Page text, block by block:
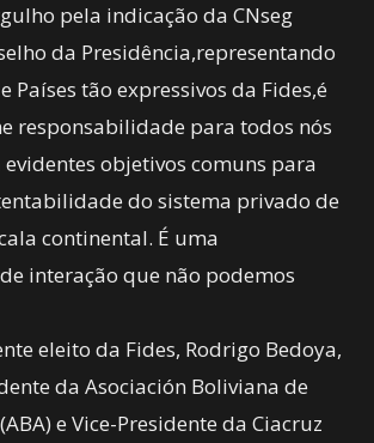
pela indicação da CNseg
da Presidência,representando
Países tão expressivos da Fides,é
responsabilidade para todos nós
objetivos comuns para
do sistema privado de
continental. É uma
interação que não podemos
eleito da Fides, Rodrigo Bedoya,
da Asociación Boliviana de
e Vice-Presidente da Ciacruz